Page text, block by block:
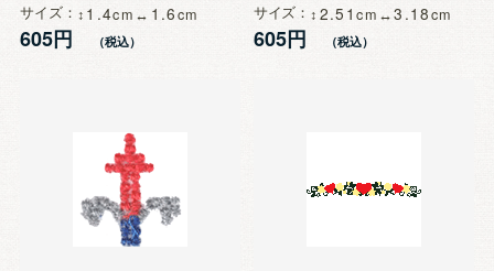
サイズ 1.4 1.6
605円
サイズ 2.51 3.18
605円